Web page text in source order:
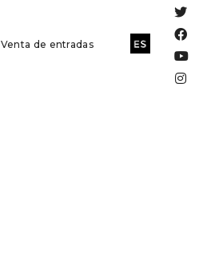
Venta de entradas